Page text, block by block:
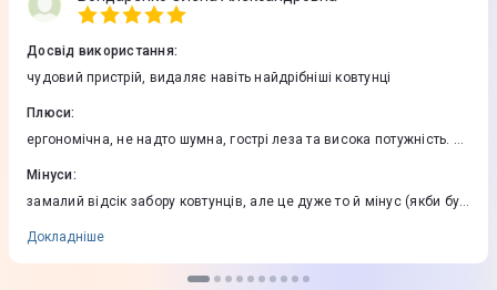
Досвід використання:
чудовий пристрій, видаляє навіть найдрібніші ковтунці
Плюси:
ергономічна, не надто шумна, гострі леза та висока потужність. в
Мінуси:
замалий відсік забору ковтунців, але це дуже то й мінус (якби був
Докладніше